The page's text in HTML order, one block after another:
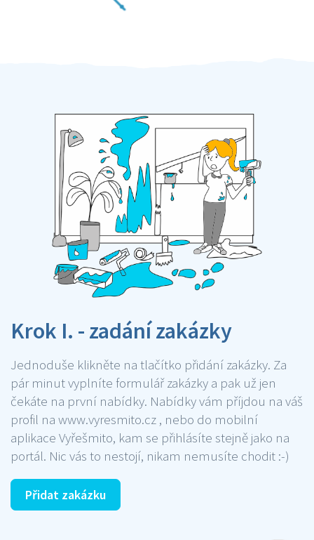
Krok I. - zadání zakázky
Jednoduše klikněte na tlačítko přidání zakázky. Za
pár minut vyplníte formulář zakázky a pak už jen
čekáte na první nabídky. Nabídky vám příjdou na váš
profil na www.vyresmito.cz , nebo do mobilní
aplikace Vyřešmito, kam se přihlásíte stejně jako na
portál. Nic vás to nestojí, nikam nemusíte chodit :-)
Přidat zakázku